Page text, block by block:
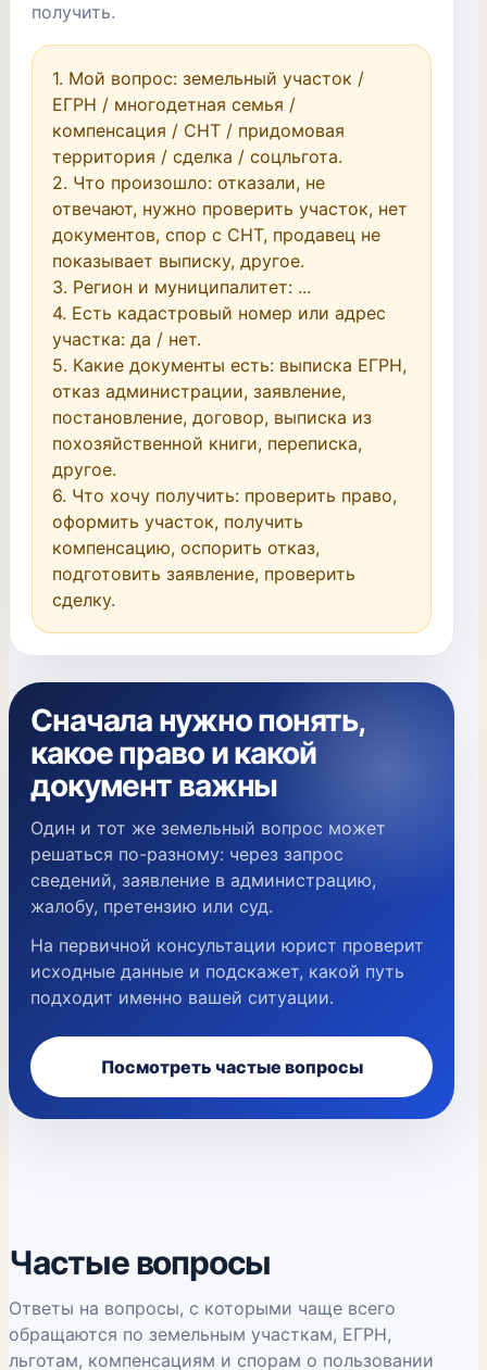
получить.
1. Мой вопрос: земельный участок /
ЕГРН / многодетная семья /
компенсация / СНТ / придомовая
территория / сделка / соцльгота.
2. Что произошло: отказали, не
отвечают, нужно проверить участок, нет
документов, спор с СНТ, продавец не
показывает выписку, другое.
3. Регион и муниципалитет: ...
4. Есть кадастровый номер или адрес
участка: да / нет.
5. Какие документы есть: выписка ЕГРН,
отказ администрации, заявление,
постановление, договор, выписка из
похозяйственной книги, переписка,
другое.
6. Что хочу получить: проверить право,
оформить участок, получить
компенсацию, оспорить отказ,
подготовить заявление, проверить
сделку.
Сначала нужно понять,
какое право и какой
документ важны
Один и тот же земельный вопрос может
решаться по-разному: через запрос
сведений, заявление в администрацию,
жалобу, претензию или суд.
На первичной консультации юрист проверит
исходные данные и подскажет, какой путь
подходит именно вашей ситуации.
Посмотреть частые вопросы
Частые вопросы
Ответы на вопросы, с которыми чаще всего
обращаются по земельным участкам, ЕГРН,
льготам, компенсациям и спорам о пользовании